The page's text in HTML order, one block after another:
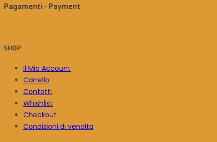
Pagamenti - Payment
SHOP
Il Mio Account
Carrello
Contatti
Whishlist
Checkout
Condizioni di vendita